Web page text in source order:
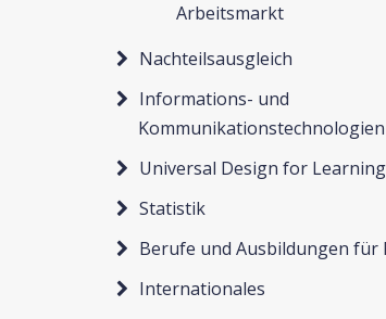
Arbeitsmarkt
Nachteilsausgleich
Informations- und
Kommunikationstechnologien
Universal Design for Learning
Statistik
Berufe und Ausbildungen für
Internationales